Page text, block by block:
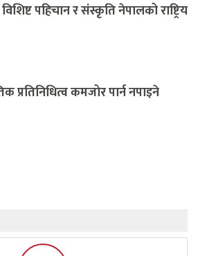
पहिचान र संस्कृति नेपालको राष्ट्रिय
प्रतिनिधित्व कमजोर पार्न नपाइने